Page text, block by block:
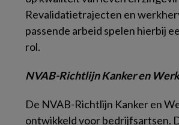
Revalidatietrajecten en
passende arbeid spelen hierbij
rol.
NVAB-Richtlijn Kanker en
De NVAB-Richtlijn Kanker en
ontwikkeld voor bedrijfsartsen.